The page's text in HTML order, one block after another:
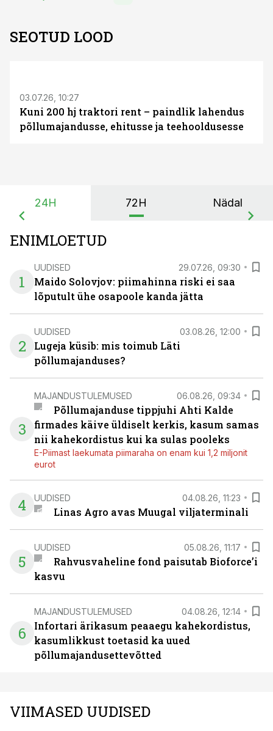
SEOTUD LOOD
03.07.26, 10:27
Kuni 200 hj traktori rent – paindlik lahendus
põllumajandusse, ehitusse ja teehooldusesse
24H 72H Nädal
ENIMLOETUD
1
UUDISED 29.07.26, 09:30
Maido Solovjov: piimahinna riski ei saa
lõputult ühe osapoole kanda jätta
2
UUDISED 03.08.26, 12:00
Lugeja küsib: mis toimub Läti
põllumajanduses?
3
MAJANDUSTULEMUSED 06.08.26, 09:34
Põllumajanduse tippjuhi Ahti Kalde
firmades käive üldiselt kerkis, kasum samas
nii kahekordistus kui ka sulas pooleks
E-Piimast laekumata piimaraha on enam kui 1,2 miljonit
eurot
4 UUDISED 04.08.26, 11:23
Linas Agro avas Muugal viljaterminali
5
UUDISED 05.08.26, 11:17
Rahvusvaheline fond paisutab Bioforce’i
kasvu
6
MAJANDUSTULEMUSED 04.08.26, 12:14
Infortari ärikasum peaaegu kahekordistus,
kasumlikkust toetasid ka uued
põllumajandusettevõtted
VIIMASED UUDISED